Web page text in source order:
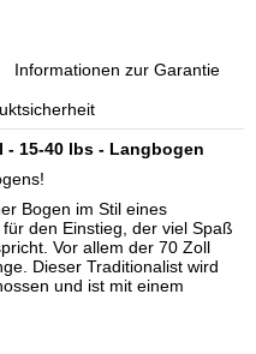
Informationen zur Garantie
- 15-40 lbs - Langbogen
Bogen im Stil eines
den Einstieg, der viel Spaß
Vor allem der 70 Zoll
Dieser Traditionalist wird
und ist mit einem